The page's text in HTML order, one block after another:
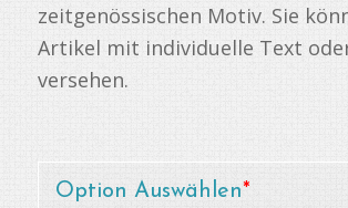
zeitgenössischen Motiv. Sie
Artikel mit individuelle Text
versehen.
*
Option Auswählen